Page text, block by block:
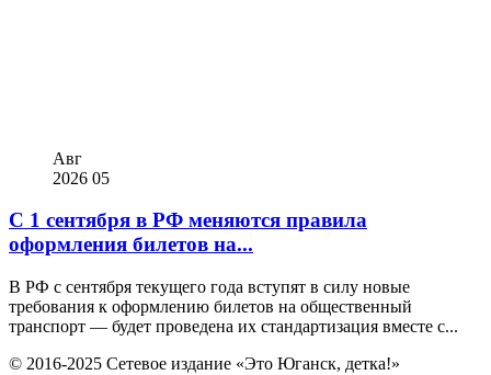
Авг
2026 05
С 1 сентября в РФ меняются правила
оформления билетов на...
В РФ с сентября текущего года вступят в силу новые
требования к оформлению билетов на общественный
транспорт — будет проведена их стандартизация вместе с...
© 2016-2025 Сетевое издание «Это Юганск, детка!»